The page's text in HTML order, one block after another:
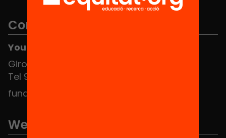
Contact
You can find us at the Social HUB
Girona 34, interior 08010 Barcelona
Tel 934 588 700
fundacio@equitat.org
We are part of...